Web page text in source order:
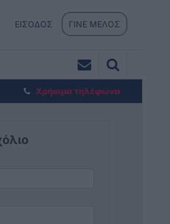
ΕΙΣΟΔΟΣ ΓΙΝΕ ΜΕΛΟΣ
Χρήσιμα τηλέφωνα